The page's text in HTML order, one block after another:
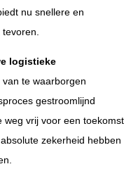
nu snellere en
logistieke
te waarborgen
gestroomlijnd
weg vrij voor een toekomst
zekerheid hebben